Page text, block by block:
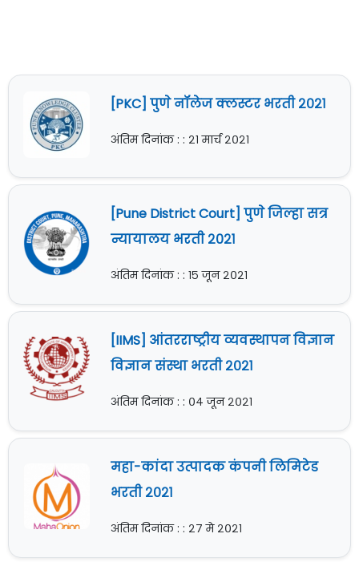
[PKC] पुणे नॉलेज क्लस्टर भरती २०२१
अंतिम दिनांक : : २१ मार्च २०२१
[Pune District Court] पुणे जिल्हा सत्र
न्यायालय भरती २०२१
अंतिम दिनांक : : १५ जून २०२१
[IIMS] आंतरराष्ट्रीय व्यवस्थापन विज्ञान
विज्ञान संस्था भरती २०२१
अंतिम दिनांक : : ०४ जून २०२१
महा-कांदा उत्पादक कंपनी लिमिटेड
भरती २०२१
अंतिम दिनांक : : २७ मे २०२१